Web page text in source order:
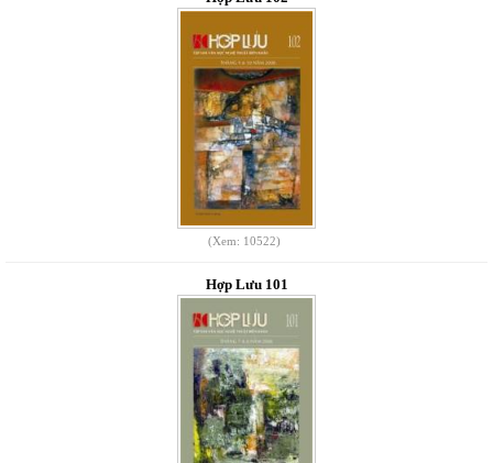
(Xem: 10522)
Hợp Lưu 101